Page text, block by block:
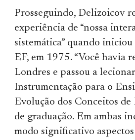
Prosseguindo, Delizoicov
experiência de “nossa
sistemática” quando
EF, em 1975. “Você havia
Londres e passou a
Instrumentação para o
Evolução dos Conceitos de
de graduação. Em ambas
modo significativo